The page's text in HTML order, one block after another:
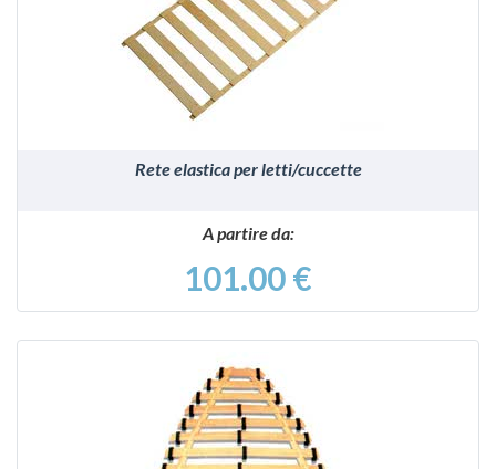
VEDI
Rete elastica per letti/cuccette
A partire da:
101.00 €